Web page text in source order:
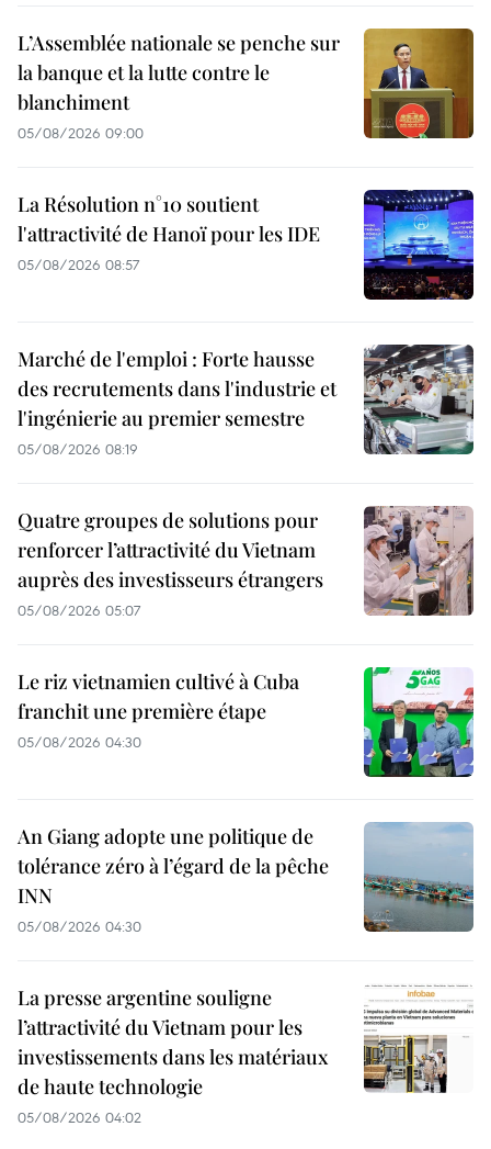
L’Assemblée nationale se penche sur
la banque et la lutte contre le
blanchiment
05/08/2026 09:00
La Résolution n°10 soutient
l'attractivité de Hanoï pour les IDE
05/08/2026 08:57
Marché de l'emploi : Forte hausse
des recrutements dans l'industrie et
l'ingénierie au premier semestre
05/08/2026 08:19
Quatre groupes de solutions pour
renforcer l’attractivité du Vietnam
auprès des investisseurs étrangers
05/08/2026 05:07
Le riz vietnamien cultivé à Cuba
franchit une première étape
05/08/2026 04:30
An Giang adopte une politique de
tolérance zéro à l’égard de la pêche
INN
05/08/2026 04:30
La presse argentine souligne
l’attractivité du Vietnam pour les
investissements dans les matériaux
de haute technologie
05/08/2026 04:02